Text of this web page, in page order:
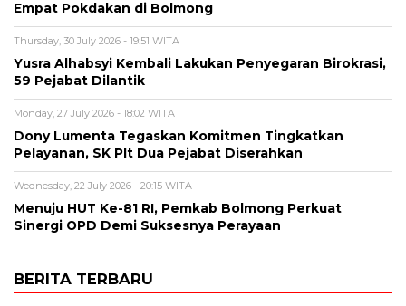
Empat Pokdakan di Bolmong
Thursday, 30 July 2026 - 19:51 WITA
Yusra Alhabsyi Kembali Lakukan Penyegaran Birokrasi,
59 Pejabat Dilantik
Monday, 27 July 2026 - 18:02 WITA
Dony Lumenta Tegaskan Komitmen Tingkatkan
Pelayanan, SK Plt Dua Pejabat Diserahkan
Wednesday, 22 July 2026 - 20:15 WITA
Menuju HUT Ke-81 RI, Pemkab Bolmong Perkuat
Sinergi OPD Demi Suksesnya Perayaan
BERITA TERBARU